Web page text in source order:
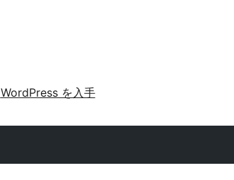
WordPress を入手